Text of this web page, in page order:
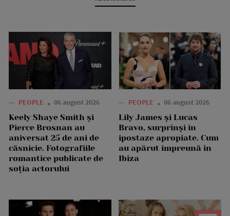
— PEOPLE 06 august 2026
Keely Shaye Smith și
Pierce Brosnan au
aniversat 25 de ani de
căsnicie. Fotografiile
romantice publicate de
soția actorului
— PEOPLE 06 august 2026
Lily James și Lucas
Bravo, surprinși în
ipostaze apropiate. Cum
au apărut împreună în
Ibiza